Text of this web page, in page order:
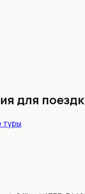
для
туры